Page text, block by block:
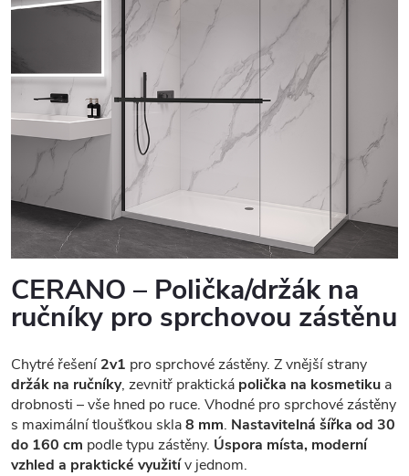
CERANO – Polička/držák na
ručníky pro sprchovou zástěnu
Chytré řešení2v1 pro sprchové zástěny. Z vnější strany
držák na ručníky, zevnitř praktická polička na kosmetiku a
drobnosti – vše hned po ruce. Vhodné pro sprchové zástěny
s maximální tloušťkou skla8 mm. Nastavitelná šířka od 30
do 160 cm podle typu zástěny. Úspora místa, moderní
vzhled a praktické využitív jednom.